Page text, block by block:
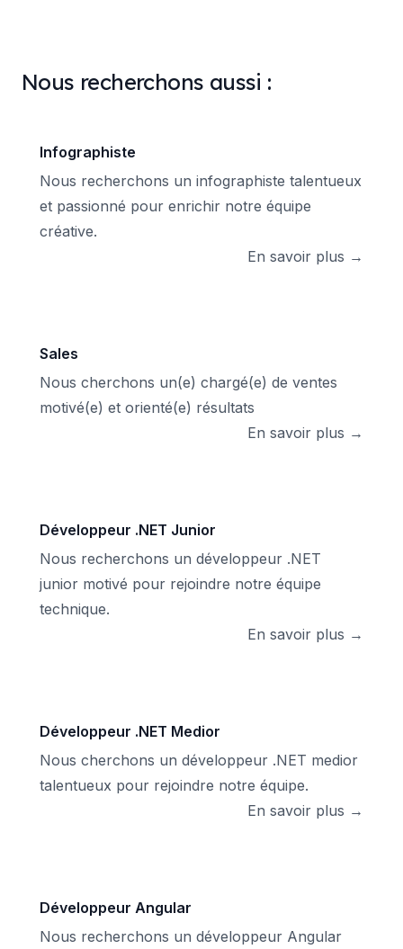
Nous recherchons aussi :
Infographiste
Nous recherchons un infographiste talentueux
et passionné pour enrichir notre équipe
créative.
En savoir plus →
Sales
Nous cherchons un(e) chargé(e) de ventes
motivé(e) et orienté(e) résultats
En savoir plus →
Développeur .NET Junior
Nous recherchons un développeur .NET
junior motivé pour rejoindre notre équipe
technique.
En savoir plus →
Développeur .NET Medior
Nous cherchons un développeur .NET medior
talentueux pour rejoindre notre équipe.
En savoir plus →
Développeur Angular
Nous recherchons un développeur Angular